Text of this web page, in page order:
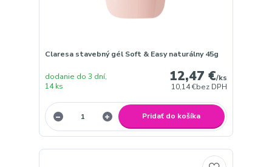
Claresa stavebný gél Soft & Easy naturálny 45g
12,47 €/ks
10,14 €bez DPH
dodanie do 3 dní,
14 ks
Pridať do košíka